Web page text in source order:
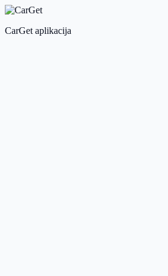
CarGet aplikacija